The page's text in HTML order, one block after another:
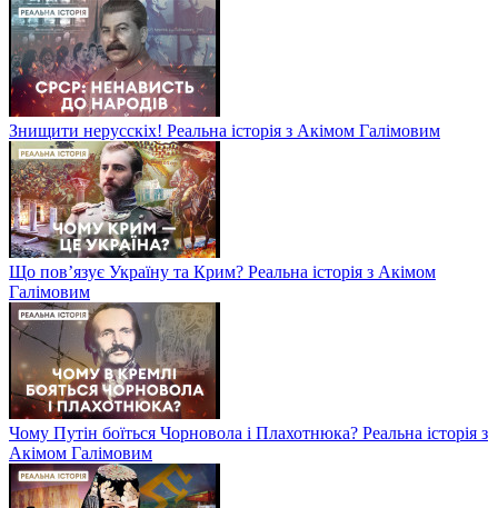
Знищити нерусскіх! Реальна історія з Акімом Галімовим
Що пов’язує Україну та Крим? Реальна історія з Акімом
Галімовим
Чому Путін боїться Чорновола і Плахотнюка? Реальна історія з
Акімом Галімовим